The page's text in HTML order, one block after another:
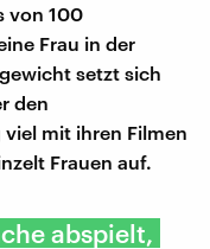
von 100
Frau in der
setzt sich
den
mit ihren Filmen
Frauen auf.
abspielt,